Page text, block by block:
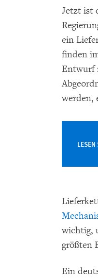
Jetzt ist
ein
finden
Entwurf
werden,
wichtig,
größten
Ein